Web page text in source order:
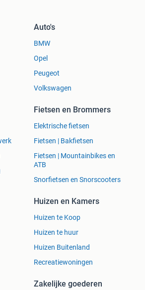
Auto's
BMW
Opel
Peugeot
Volkswagen
Fietsen en Brommers
Elektrische fietsen
Fietsen | Bakfietsen
Fietsen | Mountainbikes en
ATB
Snorfietsen en Snorscooters
Huizen en Kamers
Huizen te Koop
Huizen te huur
Huizen Buitenland
Recreatiewoningen
Zakelijke goederen